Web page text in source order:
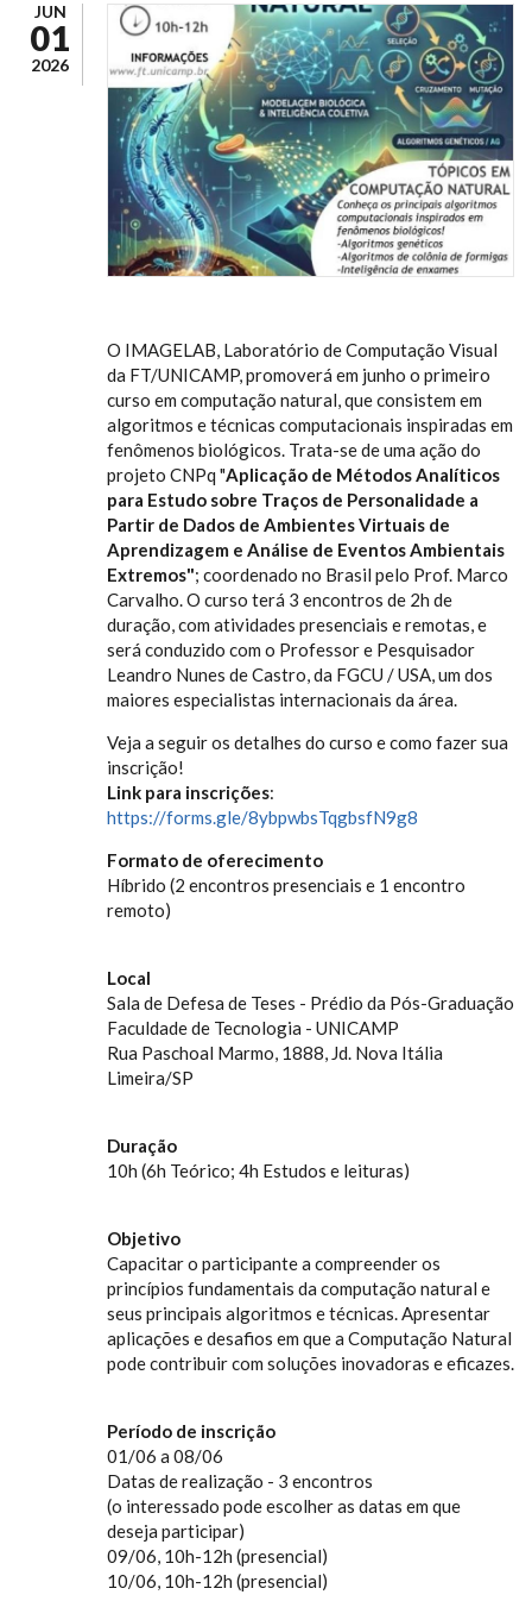
JUN
01
2026
O IMAGELAB, Laboratório de Computação Visual
da FT/UNICAMP, promoverá em junho o primeiro
curso em computação natural, que consistem em
algoritmos e técnicas computacionais inspiradas em
fenômenos biológicos. Trata-se de uma ação do
projeto CNPq "Aplicação de Métodos Analíticos
para Estudo sobre Traços de Personalidade a
Partir de Dados de Ambientes Virtuais de
Aprendizagem e Análise de Eventos Ambientais
Extremos"; coordenado no Brasil pelo Prof. Marco
Carvalho. O curso terá 3 encontros de 2h de
duração, com atividades presenciais e remotas, e
será conduzido com o Professor e Pesquisador
Leandro Nunes de Castro, da FGCU / USA, um dos
maiores especialistas internacionais da área.
Veja a seguir os detalhes do curso e como fazer sua
inscrição!
Link para inscrições:
https://forms.gle/8ybpwbsTqgbsfN9g8
Formato de oferecimento
Híbrido (2 encontros presenciais e 1 encontro
remoto)
Local
Sala de Defesa de Teses - Prédio da Pós-Graduação
Faculdade de Tecnologia - UNICAMP
Rua Paschoal Marmo, 1888, Jd. Nova Itália
Limeira/SP
Duração
10h (6h Teórico; 4h Estudos e leituras)
Objetivo
Capacitar o participante a compreender os
princípios fundamentais da computação natural e
seus principais algoritmos e técnicas. Apresentar
aplicações e desafios em que a Computação Natural
pode contribuir com soluções inovadoras e eficazes.
Período de inscrição
01/06 a 08/06
Datas de realização - 3 encontros
(o interessado pode escolher as datas em que
deseja participar)
09/06, 10h-12h (presencial)
10/06, 10h-12h (presencial)